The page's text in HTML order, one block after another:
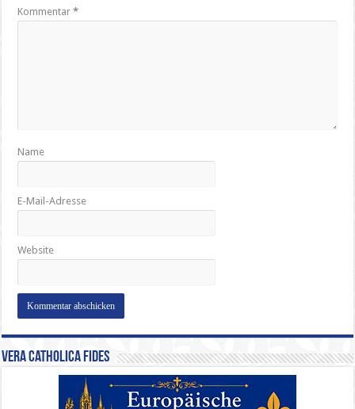
Kommentar*
Name
E-Mail-Adresse
Website
Vera Catholica Fides